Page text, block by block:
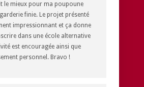
le mieux pour ma poupoune
finie. Le projet présenté
impressionnant et ça donne
dans une école alternative
est encouragée ainsi que
personnel. Bravo !